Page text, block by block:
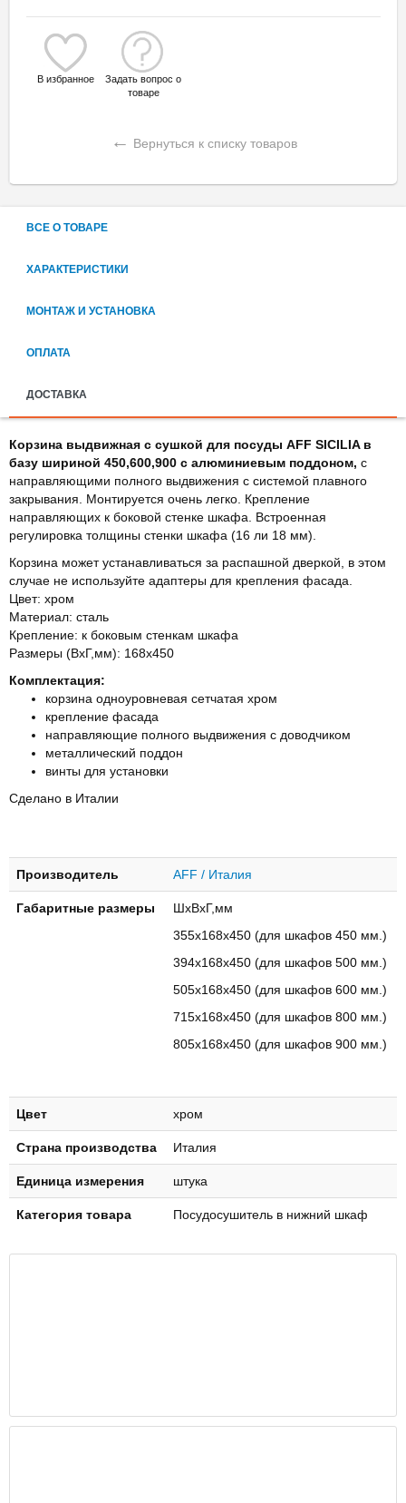
В избранное
Задать вопрос о
товаре
← Вернуться к списку товаров
ВСЕ О ТОВАРЕ
ХАРАКТЕРИСТИКИ
МОНТАЖ И УСТАНОВКА
ОПЛАТА
ДОСТАВКА
Корзина выдвижная с сушкой для посуды AFF SICILIA в
базу шириной 450,600,900 с алюминиевым поддоном, с
направляющими полного выдвижения с системой плавного
закрывания. Монтируется очень легко. Крепление
направляющих к боковой стенке шкафа. Встроенная
регулировка толщины стенки шкафа (16 ли 18 мм).
Корзина может устанавливаться за распашной дверкой, в этом
случае не используйте адаптеры для крепления фасада.
Цвет: хром
Материал: сталь
Крепление: к боковым стенкам шкафа
Размеры (ВхГ,мм): 168х450
Комплектация:
корзина одноуровневая сетчатая хром
крепление фасада
направляющие полного выдвижения с доводчиком
металлический поддон
винты для установки
Сделано в Италии
Производитель AFF / Италия
Габаритные размеры
ШхВхГ,мм
355х168х450 (для шкафов 450 мм.)
394х168х450 (для шкафов 500 мм.)
505х168х450 (для шкафов 600 мм.)
715х168х450 (для шкафов 800 мм.)
805х168х450 (для шкафов 900 мм.)
Цвет хром
Страна производства Италия
Единица измерения штука
Категория товара Посудосушитель в нижний шкаф